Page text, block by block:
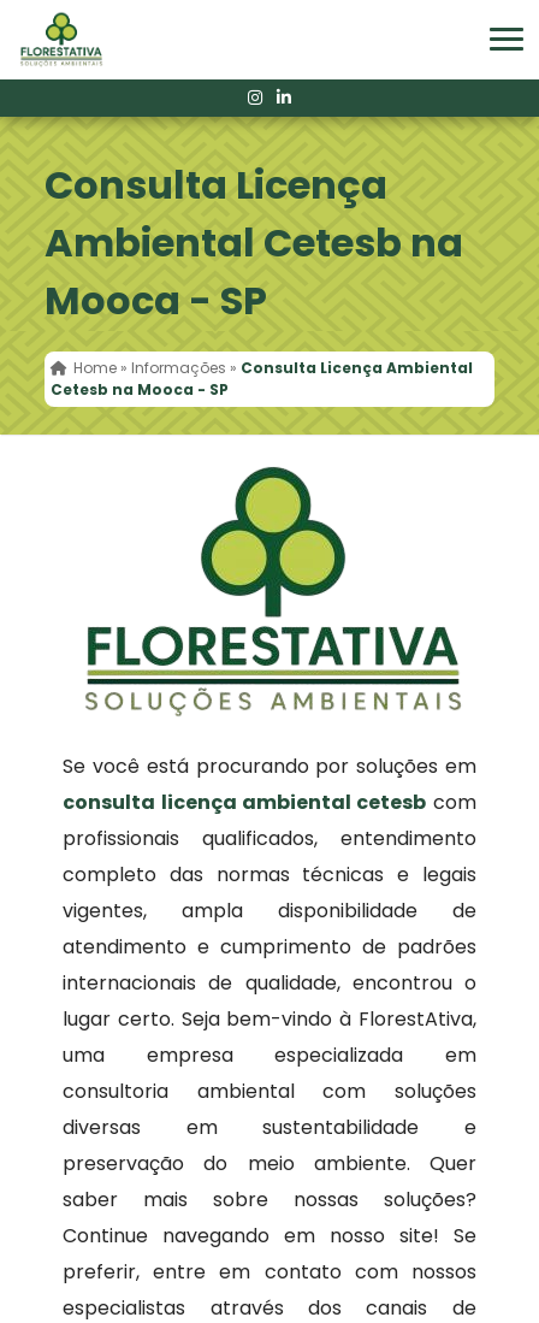
Consulta Licença
Ambiental Cetesb na
Mooca - SP
Home » Informações » Consulta Licença Ambiental
Cetesb na Mooca - SP
Se você está procurando por soluções em
consulta licença ambiental cetesb com
profissionais qualificados, entendimento
completo das normas técnicas e legais
vigentes, ampla disponibilidade de
atendimento e cumprimento de padrões
internacionais de qualidade, encontrou o
lugar certo. Seja bem-vindo à FlorestAtiva,
uma empresa especializada em
consultoria ambiental com soluções
diversas em sustentabilidade e
preservação do meio ambiente. Quer
saber mais sobre nossas soluções?
Continue navegando em nosso site! Se
preferir, entre em contato com nossos
especialistas através dos canais de